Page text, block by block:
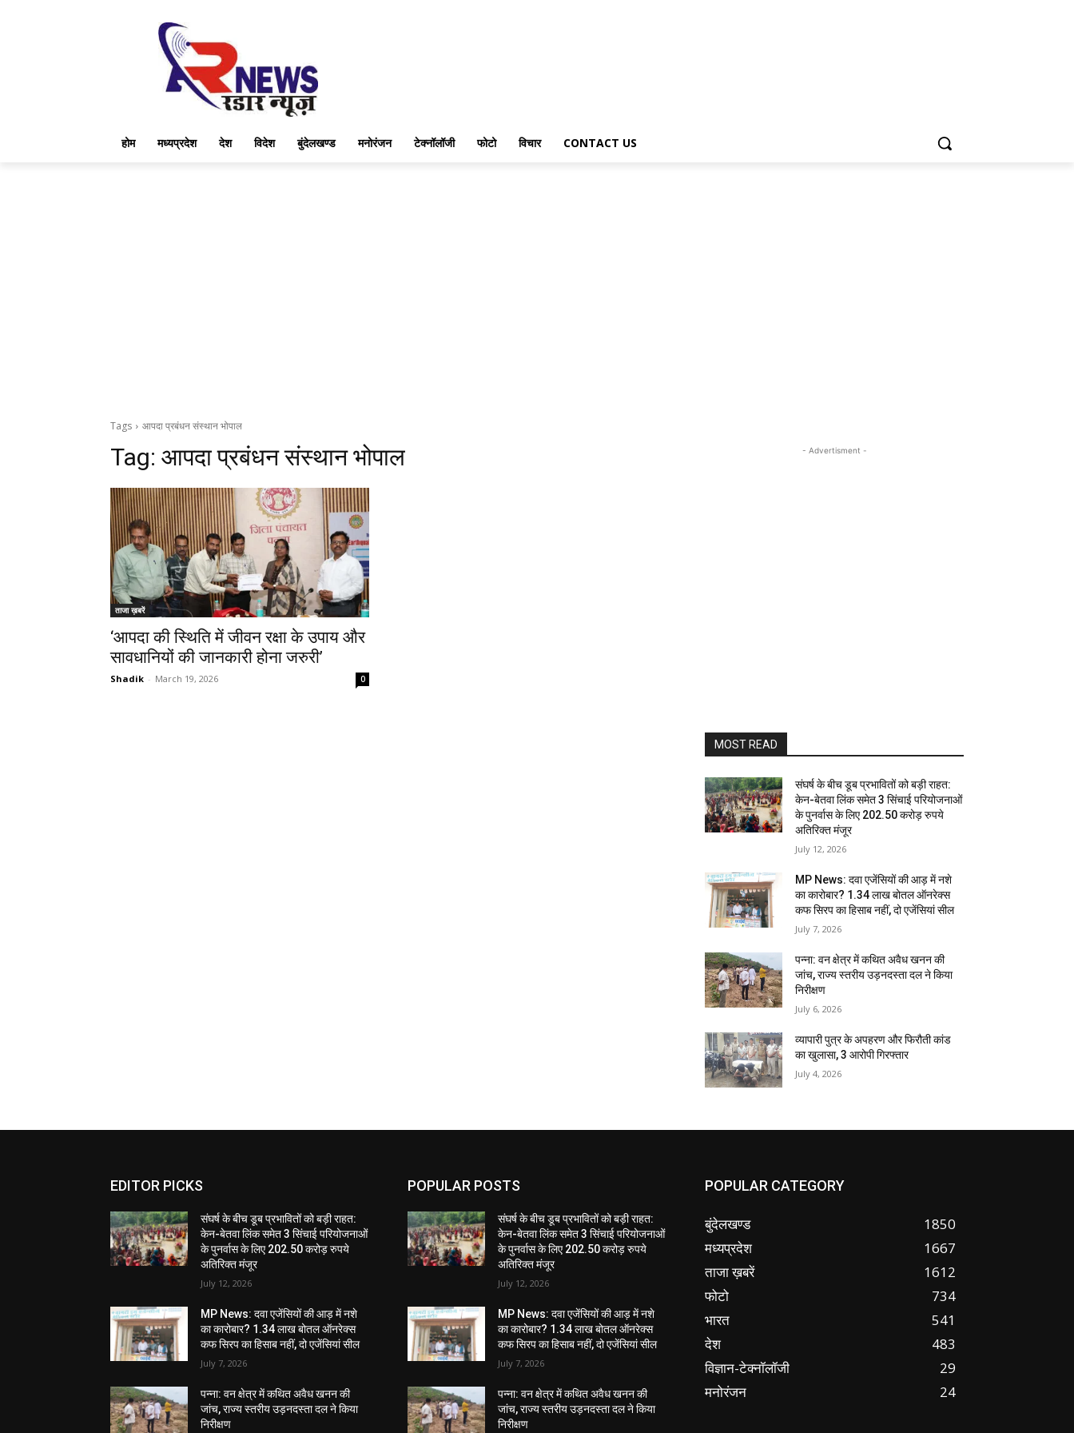
होम मध्यप्रदेश देश विदेश बुंदेलखण्ड मनोरंजन टेक्नॉलॉजी फोटो विचार CONTACT US
Tags आपदा प्रबंधन संस्थान भोपाल
Tag: आपदा प्रबंधन संस्थान भोपाल
ताजा ख़बरें
‘आपदा की स्थिति में जीवन रक्षा के उपाय और
सावधानियों की जानकारी होना जरुरी’
Shadik - March 19, 2026 0
- Advertisment -
MOST READ
संघर्ष के बीच डूब प्रभावितों को बड़ी राहत:
केन-बेतवा लिंक समेत 3 सिंचाई परियोजनाओं
के पुनर्वास के लिए 202.50 करोड़ रुपये
अतिरिक्त मंजूर
July 12, 2026
MP News: दवा एजेंसियों की आड़ में नशे
का कारोबार? 1.34 लाख बोतल ऑनरेक्स
कफ सिरप का हिसाब नहीं, दो एजेंसियां सील
July 7, 2026
पन्ना: वन क्षेत्र में कथित अवैध खनन की
जांच, राज्य स्तरीय उड़नदस्ता दल ने किया
निरीक्षण
July 6, 2026
व्यापारी पुत्र के अपहरण और फिरौती कांड
का खुलासा, 3 आरोपी गिरफ्तार
July 4, 2026
EDITOR PICKS
संघर्ष के बीच डूब प्रभावितों को बड़ी राहत:
केन-बेतवा लिंक समेत 3 सिंचाई परियोजनाओं
के पुनर्वास के लिए 202.50 करोड़ रुपये
अतिरिक्त मंजूर
July 12, 2026
MP News: दवा एजेंसियों की आड़ में नशे
का कारोबार? 1.34 लाख बोतल ऑनरेक्स
कफ सिरप का हिसाब नहीं, दो एजेंसियां सील
July 7, 2026
पन्ना: वन क्षेत्र में कथित अवैध खनन की
जांच, राज्य स्तरीय उड़नदस्ता दल ने किया
निरीक्षण
POPULAR POSTS
संघर्ष के बीच डूब प्रभावितों को बड़ी राहत:
केन-बेतवा लिंक समेत 3 सिंचाई परियोजनाओं
के पुनर्वास के लिए 202.50 करोड़ रुपये
अतिरिक्त मंजूर
July 12, 2026
MP News: दवा एजेंसियों की आड़ में नशे
का कारोबार? 1.34 लाख बोतल ऑनरेक्स
कफ सिरप का हिसाब नहीं, दो एजेंसियां सील
July 7, 2026
पन्ना: वन क्षेत्र में कथित अवैध खनन की
जांच, राज्य स्तरीय उड़नदस्ता दल ने किया
निरीक्षण
POPULAR CATEGORY
बुंदेलखण्ड
1850
मध्यप्रदेश
1667
ताजा ख़बरें
1612
फोटो
734
भारत
541
देश
483
विज्ञान-टेक्नॉलॉजी
29
मनोरंजन
24